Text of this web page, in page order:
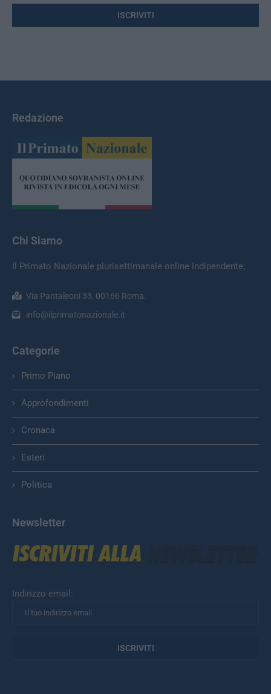
Redazione
Chi Siamo
Il Primato Nazionale plurisettimanale online indipendente;
Via Pantaleoni 33, 00166 Roma.
info@ilprimatonazionale.it
Categorie
Primo Piano
Approfondimenti
Cronaca
Esteri
Politica
Newsletter
Indirizzo email: